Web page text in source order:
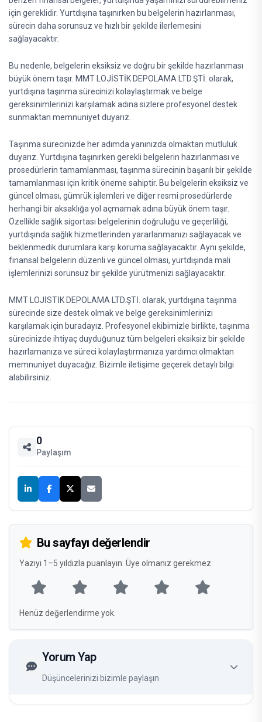
için gereklidir. Yurtdışına taşınırken bu belgelerin hazırlanması,
sürecin daha sorunsuz ve hızlı bir şekilde ilerlemesini
sağlayacaktır.
Bu nedenle, belgelerin eksiksiz ve doğru bir şekilde hazırlanması
büyük önem taşır. MMT LOJİSTİK DEPOLAMA LTD.ŞTİ. olarak,
yurtdışına taşınma sürecinizi kolaylaştırmak ve belge
gereksinimlerinizi karşılamak adına sizlere profesyonel destek
sunmaktan memnuniyet duyarız.
Taşınma sürecinizde her adımda yanınızda olmaktan mutluluk
duyarız. Yurtdışına taşınırken gerekli belgelerin hazırlanması ve
prosedürlerin tamamlanması, taşınma sürecinin başarılı bir şekilde
tamamlanması için kritik öneme sahiptir. Bu belgelerin eksiksiz ve
güncel olması, gümrük işlemleri ve diğer resmi prosedürlerde
herhangi bir aksaklığa yol açmamak adına büyük önem taşır.
Özellikle sağlık sigortası belgelerinin doğruluğu ve geçerliliği,
yurtdışında sağlık hizmetlerinden yararlanmanızı sağlayacak ve
beklenmedik durumlara karşı koruma sağlayacaktır. Aynı şekilde,
finansal belgelerin düzenli ve güncel olması, yurtdışında mali
işlemlerinizi sorunsuz bir şekilde yürütmenizi sağlayacaktır.
MMT LOJİSTİK DEPOLAMA LTD.ŞTİ. olarak, yurtdışına taşınma
sürecinde size destek olmak ve belge gereksinimlerinizi
karşılamak için buradayız. Profesyonel ekibimizle birlikte, taşınma
sürecinizde ihtiyaç duyduğunuz tüm belgeleri eksiksiz bir şekilde
hazırlamanıza ve süreci kolaylaştırmanıza yardımcı olmaktan
memnuniyet duyacağız. Bizimle iletişime geçerek detaylı bilgi
alabilirsiniz.
0
Paylaşım
Bu sayfayı değerlendir
Yazıyı 1–5 yıldızla puanlayın. Üye olmanız gerekmez.
Henüz değerlendirme yok.
Yorum Yap
Düşüncelerinizi bizimle paylaşın